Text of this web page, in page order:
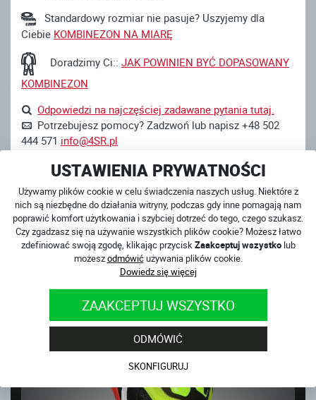
USTAWIENIA PRYWATNOŚCI
Używamy plików cookie w celu świadczenia naszych usług. Niektóre z
nich są niezbędne do działania witryny, podczas gdy inne pomagają nam
poprawić komfort użytkowania i szybciej dotrzeć do tego, czego szukasz.
Czy zgadzasz się na używanie wszystkich plików cookie? Możesz łatwo
zdefiniować swoją zgodę, klikając przyciskZaakceptuj wszystkolub
możeszodmówićużywania plików cookie.
Dowiedz się więcej
ZAAKCEPTUJ WSZYSTKO
ODMÓWIĆ
SKONFIGURUJ
Standardowy rozmiar nie pasuje? Uszyjemy dla
Ciebie KOMBINEZON NA MIARĘ
Doradzimy Ci:: JAK POWINIEN BYĆ DOPASOWANY
KOMBINEZON
Odpowiedzi na najczęściej zadawane pytania tutaj.
Potrzebujesz pomocy? Zadzwoń lub napisz +48 502
444 571 info@4SR.pl
online!
PRODUKTY ZWIĄZANE